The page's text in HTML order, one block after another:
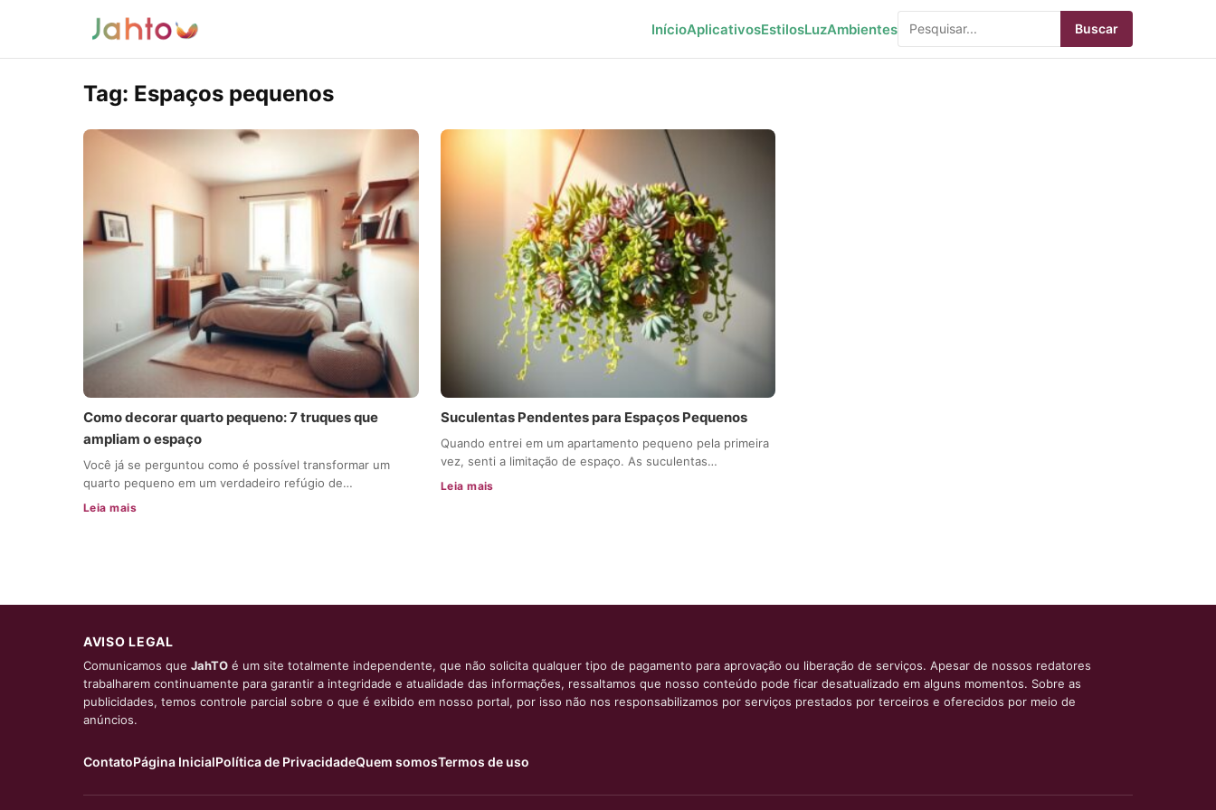
InícioAplicativosEstilosLuzAmbientes Buscar
Tag: Espaços pequenos
Como decorar quarto pequeno: 7 truques que
ampliam o espaço
Você já se perguntou como é possível transformar um
quarto pequeno em um verdadeiro refúgio de…
Leia mais
Suculentas Pendentes para Espaços Pequenos
Quando entrei em um apartamento pequeno pela primeira
vez, senti a limitação de espaço. As suculentas…
Leia mais
AVISO LEGAL
Comunicamos que JahTO é um site totalmente independente, que não solicita qualquer tipo de pagamento para aprovação ou liberação de serviços. Apesar de nossos redatores
trabalharem continuamente para garantir a integridade e atualidade das informações, ressaltamos que nosso conteúdo pode ficar desatualizado em alguns momentos. Sobre as
publicidades, temos controle parcial sobre o que é exibido em nosso portal, por isso não nos responsabilizamos por serviços prestados por terceiros e oferecidos por meio de
anúncios.
ContatoPágina InicialPolítica de PrivacidadeQuem somosTermos de uso